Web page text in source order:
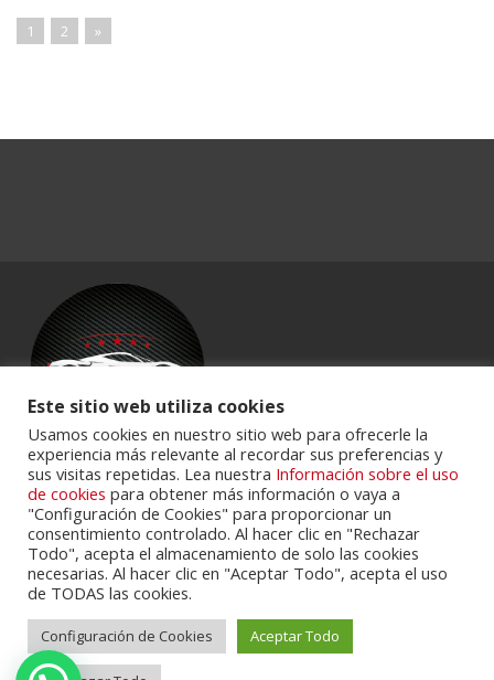
1 2 »
Powered byPortalclub.
Cookie Policy Privacy Policy
Este sitio web utiliza cookies
Usamos cookies en nuestro sitio web para ofrecerle la
experiencia más relevante al recordar sus preferencias y
sus visitas repetidas. Lea nuestra Información sobre el uso
de cookies para obtener más información o vaya a
"Configuración de Cookies" para proporcionar un
consentimiento controlado. Al hacer clic en "Rechazar
Todo", acepta el almacenamiento de solo las cookies
necesarias. Al hacer clic en "Aceptar Todo", acepta el uso
de TODAS las cookies.
Configuración de Cookies Aceptar Todo